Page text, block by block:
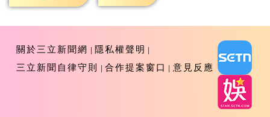
關於三立新聞網
隱私權聲明
三立新聞自律守則
合作提案窗口 意見反應